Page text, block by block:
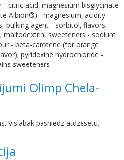
- citric acid, magnesium bisglycinate
Albion®) - magnesium, acidity
bulking agent - sorbitol, flavors,
maltodextrin, sweeteners - sodium
- beta-carotene (for orange
pyridoxine hydrochloride -
sweeteners
Olimp Chela-
Vislabāk pasniedz atdzesētu.